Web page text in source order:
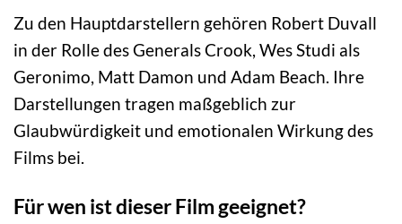
Zu den Hauptdarstellern gehören Robert Duvall
in der Rolle des Generals Crook, Wes Studi als
Geronimo, Matt Damon und Adam Beach. Ihre
Darstellungen tragen maßgeblich zur
Glaubwürdigkeit und emotionalen Wirkung des
Films bei.
Für wen ist dieser Film geeignet?